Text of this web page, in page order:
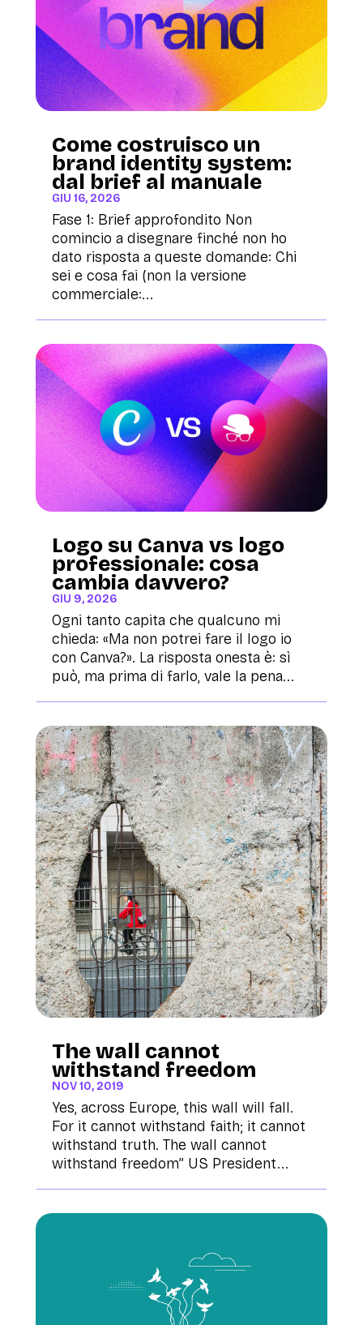
Come costruisco un
brand identity system:
dal brief al manuale
GIU 16, 2026
Fase 1: Brief approfondito Non
comincio a disegnare finché non ho
dato risposta a queste domande: Chi
sei e cosa fai (non la versione
commerciale:...
Logo su Canva vs logo
professionale: cosa
cambia davvero?
GIU 9, 2026
Ogni tanto capita che qualcuno mi
chieda: «Ma non potrei fare il logo io
con Canva?». La risposta onesta è: sì
può, ma prima di farlo, vale la pena...
The wall cannot
withstand freedom
NOV 10, 2019
Yes, across Europe, this wall will fall.
For it cannot withstand faith; it cannot
withstand truth. The wall cannot
withstand freedom” US President...